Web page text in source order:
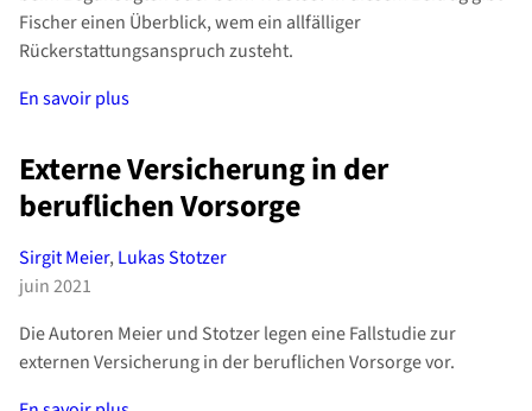
Fischer einen Überblick, wem ein allfälliger
Rückerstattungsanspruch zusteht.
En savoir plus
Externe Versicherung in der
beruflichen Vorsorge
Sirgit Meier, Lukas Stotzer
juin 2021
Die Autoren Meier und Stotzer legen eine Fallstudie zur
externen Versicherung in der beruflichen Vorsorge vor.